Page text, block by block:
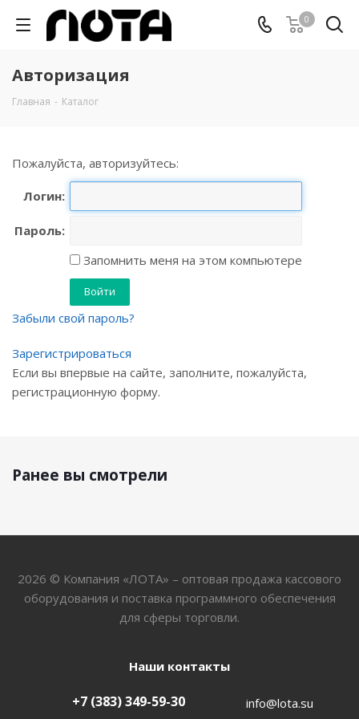
0
Авторизация
Главная - Каталог
Пожалуйста, авторизуйтесь:
Логин:
Пароль:
Запомнить меня на этом компьютере
Забыли свой пароль?
Зарегистрироваться
Если вы впервые на сайте, заполните, пожалуйста,
регистрационную форму.
Ранее вы смотрели
2026 © Компания «ЛОТА» – оптовая продажа кассового
оборудования и поставка программного обеспечения
для сферы торговли.
Наши контакты
+7 (383) 349-59-30 info@lota.su